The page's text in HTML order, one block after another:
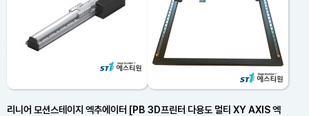
리니어 모션스테이지 엑추에이터 [PB 3D프린터 다용도 멀티 XY AXIS 엑